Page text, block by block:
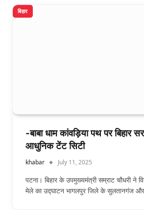
बिहार
-बाबा धाम कांवड़िया पथ पर बिहार
आधुनिक टेंट सिटी
khabar July 11, 2025
पटना। बिहार के उपमुख्यमंत्री सम्राट चौधरी ने
मेले का उद्घाटन भागलपुर जिले के सुलतानगंज